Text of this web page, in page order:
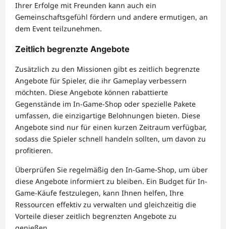
Ihrer Erfolge mit Freunden kann auch ein
Gemeinschaftsgefühl fördern und andere ermutigen, an
dem Event teilzunehmen.
Zeitlich begrenzte Angebote
Zusätzlich zu den Missionen gibt es zeitlich begrenzte
Angebote für Spieler, die ihr Gameplay verbessern
möchten. Diese Angebote können rabattierte
Gegenstände im In-Game-Shop oder spezielle Pakete
umfassen, die einzigartige Belohnungen bieten. Diese
Angebote sind nur für einen kurzen Zeitraum verfügbar,
sodass die Spieler schnell handeln sollten, um davon zu
profitieren.
Überprüfen Sie regelmäßig den In-Game-Shop, um über
diese Angebote informiert zu bleiben. Ein Budget für In-
Game-Käufe festzulegen, kann Ihnen helfen, Ihre
Ressourcen effektiv zu verwalten und gleichzeitig die
Vorteile dieser zeitlich begrenzten Angebote zu